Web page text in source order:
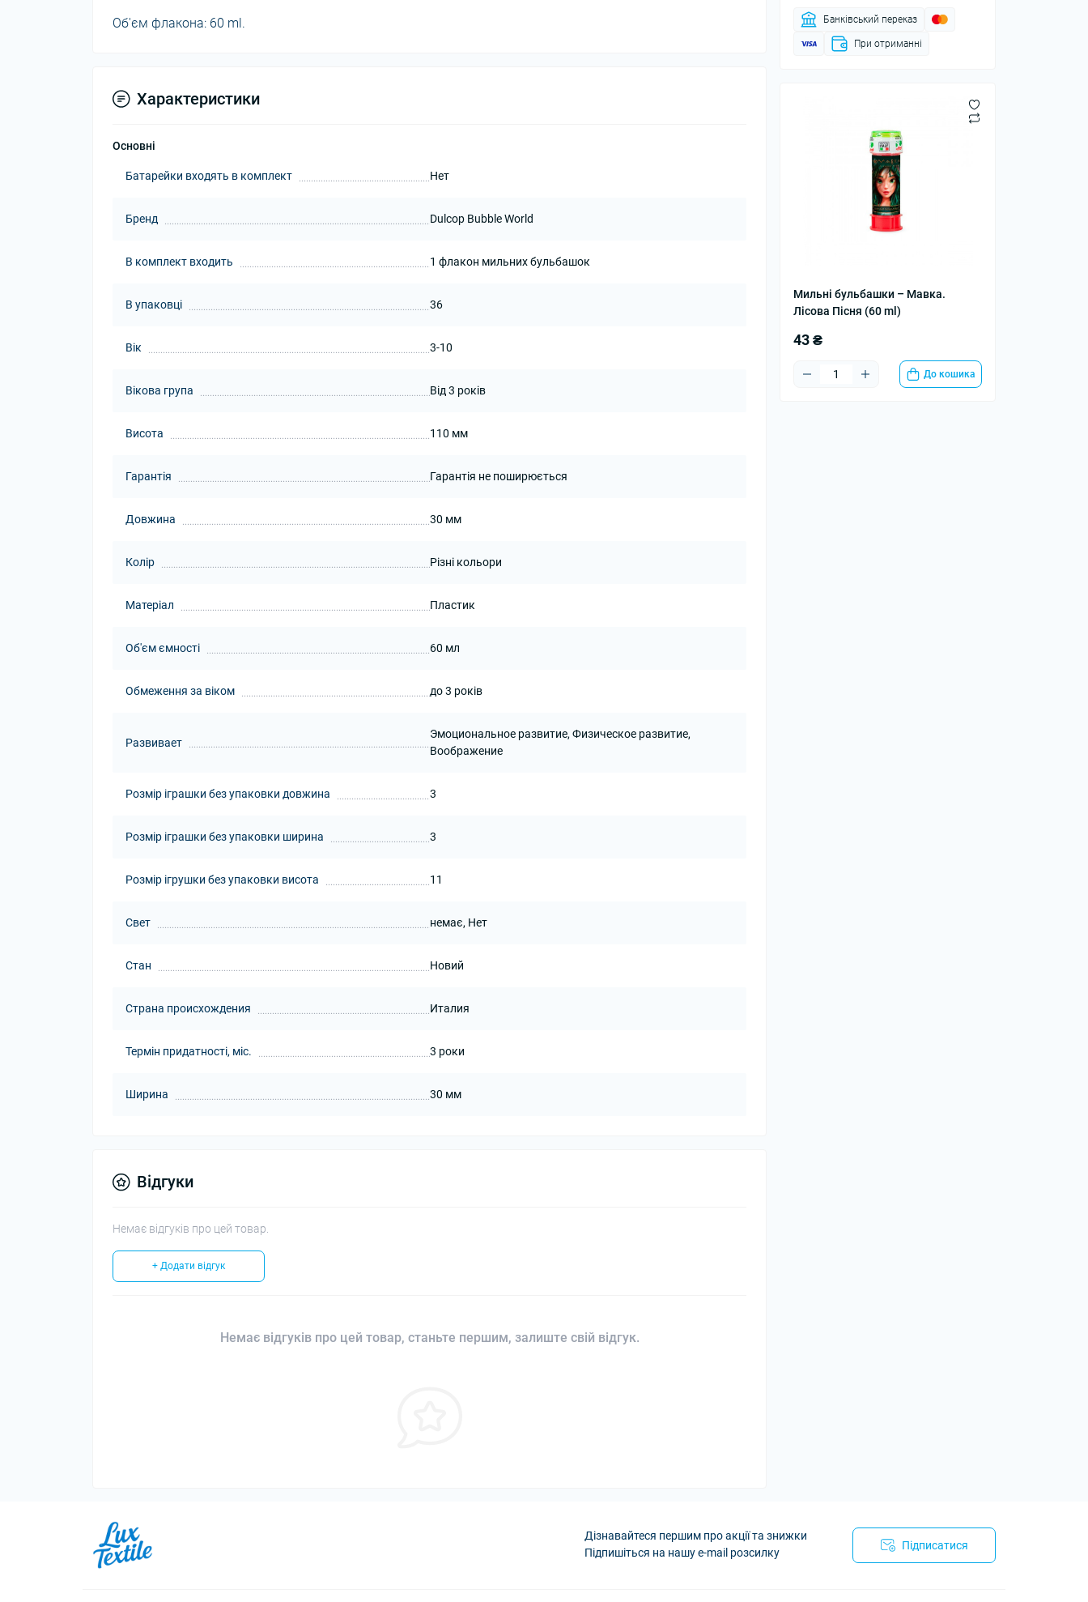
Банківський переказ
При отриманні
Мильні бульбашки – Мавка.
Лісова Пісня (60 ml)
43 ₴
До кошика
Об'єм флакона: 60 ml.
Характеристики
Основні
Батарейки входять в комплект Нет
Бренд Dulcop Bubble World
В комплект входить 1 флакон мильних бульбашок
В упаковці 36
Вік 3-10
Вікова група Від 3 років
Висота 110 мм
Гарантія Гарантія не поширюється
Довжина 30 мм
Колір Різні кольори
Матеріал Пластик
Об'єм ємності 60 мл
Обмеження за віком до 3 років
Развивает
Эмоциональное развитие, Физическое развитие,
Воображение
Розмір іграшки без упаковки довжина 3
Розмір іграшки без упаковки ширина 3
Розмір ігрушки без упаковки висота 11
Свет немає, Нет
Стан Новий
Страна происхождения Италия
Термін придатності, міс. 3 роки
Ширина 30 мм
Відгуки
Немає відгуків про цей товар.
+ Додати відгук
Немає відгуків про цей товар, станьте першим, залиште свій відгук.
Дізнавайтеся першим про акції та знижки
Підпишіться на нашу e-mail розсилку
Підписатися